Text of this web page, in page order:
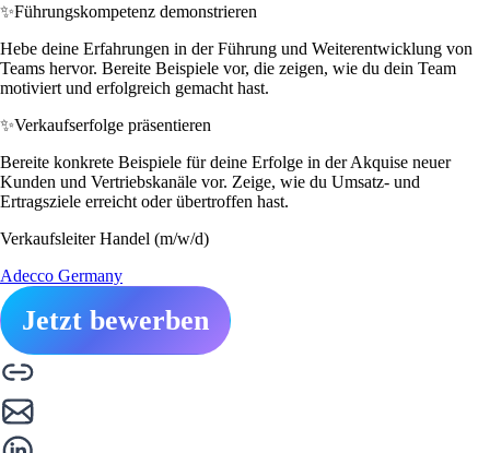
✨Führungskompetenz demonstrieren
Hebe deine Erfahrungen in der Führung und Weiterentwicklung von
Teams hervor. Bereite Beispiele vor, die zeigen, wie du dein Team
motiviert und erfolgreich gemacht hast.
✨Verkaufserfolge präsentieren
Bereite konkrete Beispiele für deine Erfolge in der Akquise neuer
Kunden und Vertriebskanäle vor. Zeige, wie du Umsatz- und
Ertragsziele erreicht oder übertroffen hast.
Verkaufsleiter Handel (m/w/d)
Adecco Germany
Jetzt bewerben